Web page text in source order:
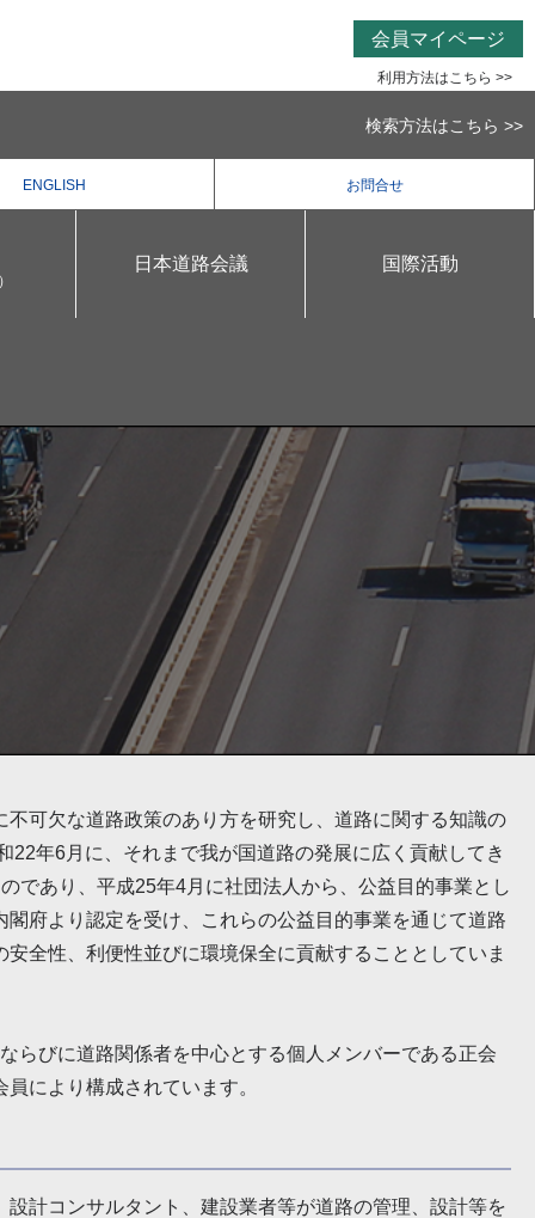
ENGLISH お問合せ
会員マイページ
利用方法はこちら >>
検索方法はこちら >>
日本道路会議 国際活動
可欠な道路政策のあり方を研究し、道路に関する知識の
年6月に、それまで我が国道路の発展に広く貢献してき
であり、平成25年4月に社団法人から、公益目的事業とし
府より認定を受け、これらの公益目的事業を通じて道路
全性、利便性並びに環境保全に貢献することとしていま
らびに道路関係者を中心とする個人メンバーである正会
により構成されています。
計コンサルタント、建設業者等が道路の管理、設計等を